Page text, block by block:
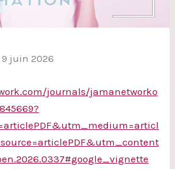
9 juin 2026
journals/jamanetworko